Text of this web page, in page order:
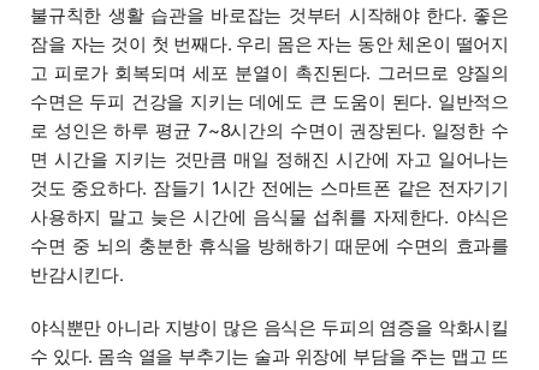
불규칙한 생활 습관을 바로잡는 것부터 시작해야 한다. 좋은
잠을 자는 것이 첫 번째다. 우리 몸은 자는 동안 체온이 떨어지
고 피로가 회복되며 세포 분열이 촉진된다. 그러므로 양질의
수면은 두피 건강을 지키는 데에도 큰 도움이 된다. 일반적으
로 성인은 하루 평균 7~8시간의 수면이 권장된다. 일정한 수
면 시간을 지키는 것만큼 매일 정해진 시간에 자고 일어나는
것도 중요하다. 잠들기 1시간 전에는 스마트폰 같은 전자기기
사용하지 말고 늦은 시간에 음식물 섭취를 자제한다. 야식은
수면 중 뇌의 충분한 휴식을 방해하기 때문에 수면의 효과를
반감시킨다.
야식뿐만 아니라 지방이 많은 음식은 두피의 염증을 악화시킬
수 있다. 몸속 열을 부추기는 술과 위장에 부담을 주는 맵고 뜨